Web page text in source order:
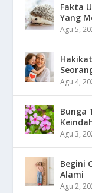
Fakta
Yang
Agu 5,
Agu 4,
Bunga
Agu 3,
Begini
Alami
Agu 2,